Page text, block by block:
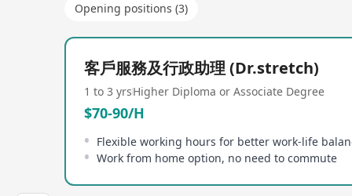
Opening positions (3)
客戶服務及行政助理 (Dr.stretch)
1 to 3 yrsHigher Diploma or Associate Degree
$70-90/H
Flexible working hours for better work-life
Work from home option, no need to commute